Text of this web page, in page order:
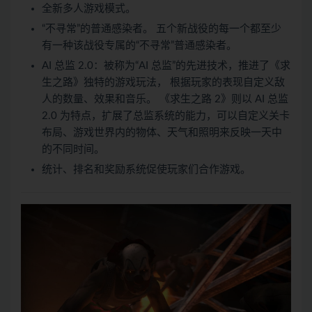
全新多人游戏模式。
“不寻常”的普通感染者。 五个新战役的每一个都至少
有一种该战役专属的“不寻常”普通感染者。
AI 总监 2.0：被称为“AI 总监”的先进技术，推进了《求
生之路》独特的游戏玩法， 根据玩家的表现自定义敌
人的数量、效果和音乐。 《求生之路 2》则以 AI 总监
2.0 为特点，扩展了总监系统的能力，可以自定义关卡
布局、游戏世界内的物体、天气和照明来反映一天中
的不同时间。
统计、排名和奖励系统促使玩家们合作游戏。